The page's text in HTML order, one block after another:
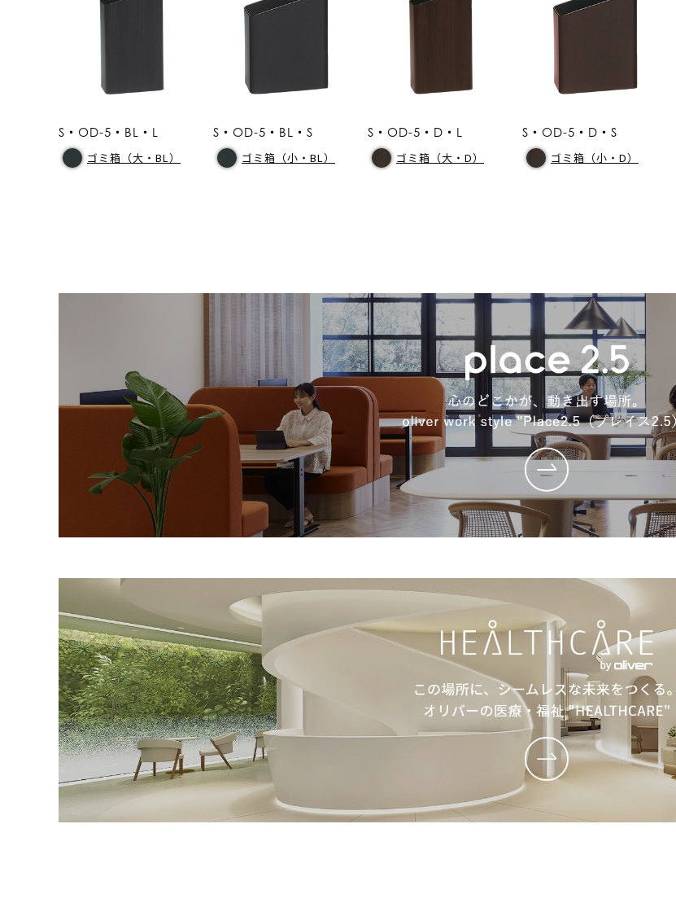
S・OD-5・BL・L
ゴミ箱（大・BL）
S・OD-5・BL・S
ゴミ箱（小・BL）
S・OD-5・D・L
ゴミ箱（大・D）
S・OD-5・D・S
ゴミ箱（小・D）